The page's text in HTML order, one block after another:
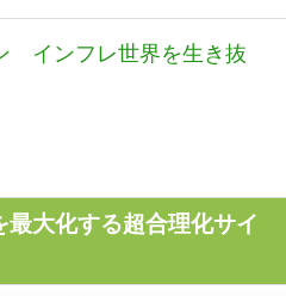
インフレ世界を生き抜
大化する超合理化サイ